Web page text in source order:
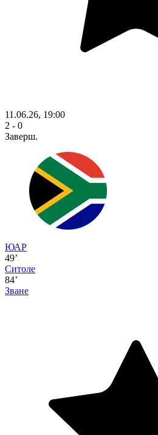
11.06.26, 19:00
2 - 0
Заверш.
ЮАР
49’
Ситоле
84’
Зване